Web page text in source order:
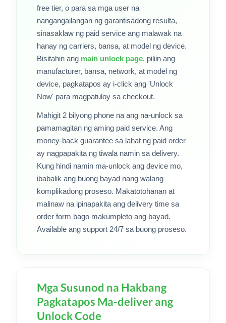
free tier, o para sa mga user na
nangangailangan ng garantisadong resulta,
sinasaklaw ng paid service ang malawak na
hanay ng carriers, bansa, at model ng device.
Bisitahin ang main unlock page, piliin ang
manufacturer, bansa, network, at model ng
device, pagkatapos ay i-click ang 'Unlock
Now' para magpatuloy sa checkout.
Mahigit 2 bilyong phone na ang na-unlock sa
pamamagitan ng aming paid service. Ang
money-back guarantee sa lahat ng paid order
ay nagpapakita ng tiwala namin sa delivery.
Kung hindi namin ma-unlock ang device mo,
ibabalik ang buong bayad nang walang
komplikadong proseso. Makatotohanan at
malinaw na ipinapakita ang delivery time sa
order form bago makumpleto ang bayad.
Available ang support 24/7 sa buong proseso.
Mga Susunod na Hakbang
Pagkatapos Ma-deliver ang
Unlock Code